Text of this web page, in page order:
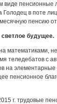
пенсионные
в поте
пенсию
будущее.
математиками,
теледебатов с
элементарные
пенсионное
г. трудовые